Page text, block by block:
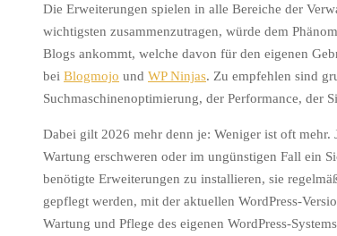
Die Erweiterungen spielen in alle Bereiche der
wichtigsten zusammenzutragen, würde dem
Blogs ankommt, welche davon für den eigenen
bei Blogmojo und WP Ninjas. Zu empfehlen sind
Suchmaschinenoptimierung, der Performance, der
Dabei gilt 2026 mehr denn je: Weniger ist oft mehr.
Wartung erschweren oder im ungünstigen Fall ein
benötigte Erweiterungen zu installieren, sie
gepflegt werden, mit der aktuellen WordPress-
Wartung und Pflege des eigenen WordPress-